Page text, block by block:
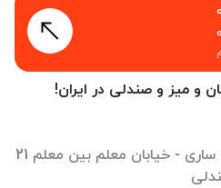
و میز و صندلی در ایران!
آدرس فروشگاه ما: مازندران - ساری - خیابان معلم بین معلم 21